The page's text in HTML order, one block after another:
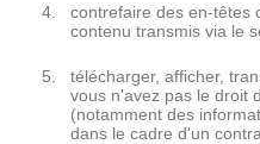
contrefaire des en-têtes
contenu transmis via le
télécharger, afficher,
vous n'avez pas le droit
(notamment des
dans le cadre d'un